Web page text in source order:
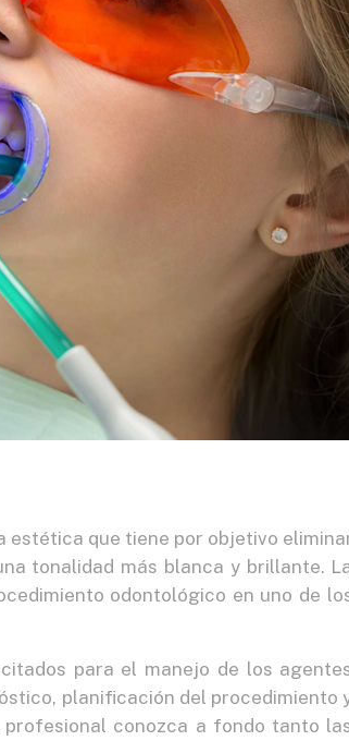
estética que tiene por objetivo
tonalidad más blanca y brillante.
odontológico en uno de
para el manejo de los
planificación del procedimiento
conozca a fondo tanto